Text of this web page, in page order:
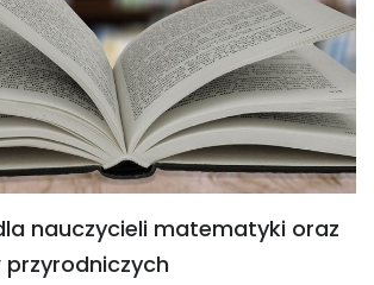
nauczycieli matematyki oraz